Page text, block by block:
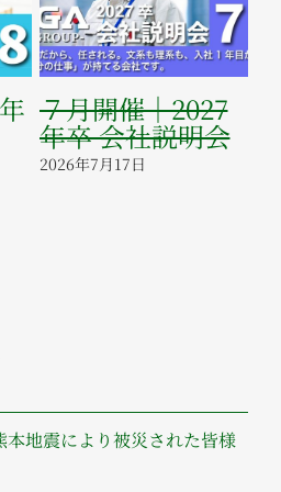
７月開催｜2027
年卒 会社説明会
2026年7月17日
地震により被災された皆様